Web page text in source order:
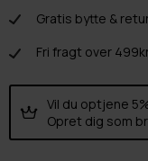
Gratis bytte &
Fri fragt over
Vil du optjene
Opret dig som